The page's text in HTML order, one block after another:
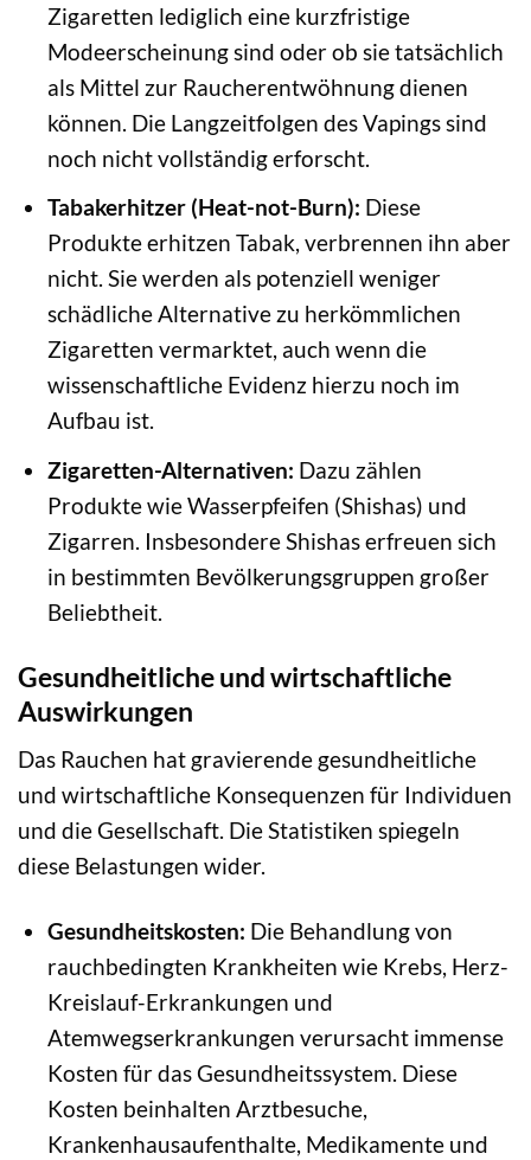
Zigaretten lediglich eine kurzfristige
Modeerscheinung sind oder ob sie tatsächlich
als Mittel zur Raucherentwöhnung dienen
können. Die Langzeitfolgen des Vapings sind
noch nicht vollständig erforscht.
Tabakerhitzer (Heat-not-Burn): Diese
Produkte erhitzen Tabak, verbrennen ihn aber
nicht. Sie werden als potenziell weniger
schädliche Alternative zu herkömmlichen
Zigaretten vermarktet, auch wenn die
wissenschaftliche Evidenz hierzu noch im
Aufbau ist.
Zigaretten-Alternativen: Dazu zählen
Produkte wie Wasserpfeifen (Shishas) und
Zigarren. Insbesondere Shishas erfreuen sich
in bestimmten Bevölkerungsgruppen großer
Beliebtheit.
Gesundheitliche und wirtschaftliche
Auswirkungen
Das Rauchen hat gravierende gesundheitliche
und wirtschaftliche Konsequenzen für Individuen
und die Gesellschaft. Die Statistiken spiegeln
diese Belastungen wider.
Gesundheitskosten: Die Behandlung von
rauchbedingten Krankheiten wie Krebs, Herz-
Kreislauf-Erkrankungen und
Atemwegserkrankungen verursacht immense
Kosten für das Gesundheitssystem. Diese
Kosten beinhalten Arztbesuche,
Krankenhausaufenthalte, Medikamente und